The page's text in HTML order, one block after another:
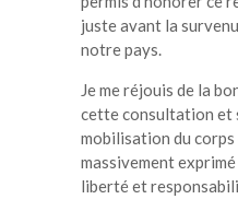
juste avant la
notre pays.
Je me réjouis de la
cette consultation et
mobilisation du
massivement
liberté et